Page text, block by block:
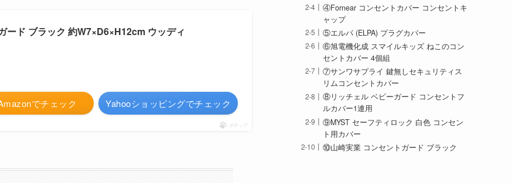
ード ブラック 約W7×D6×H12cm ウッディ
でチェック Yahooショッピングでチェック
ポチップ
④Fornear コンセントカバー コンセントキ
ャップ
⑤エルパ (ELPA) プラグカバー
⑥旭電機化成 スマイルキッズ ねこのコン
セントカバー 4個組
⑦サンワサプライ 鍵無しセキュリティス
リムコンセントカバー
⑧リッチェル ベビーガード コンセントフ
ルカバー1連用
⑨MYST セーフティロック 白色 コンセン
ト用カバー
⑩山崎実業 コンセントガード ブラック